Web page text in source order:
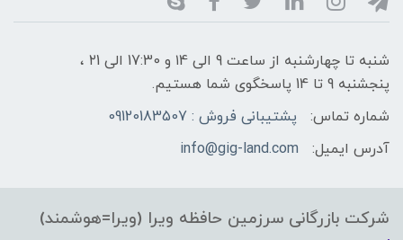
شنبه تا چهارشنبه از ساعت 9 الی ۱4 و 17:30 الی ۲1 ،
پنجشنبه 9 تا 14 پاسخگوی شما هستیم.
شماره تماس:
پشتیبانی فروش : 09120183507
آدرس ایمیل:
info@gig-land.com
شرکت بازرگانی سرزمین حافظه ویرا (ویرا=هوشمند)